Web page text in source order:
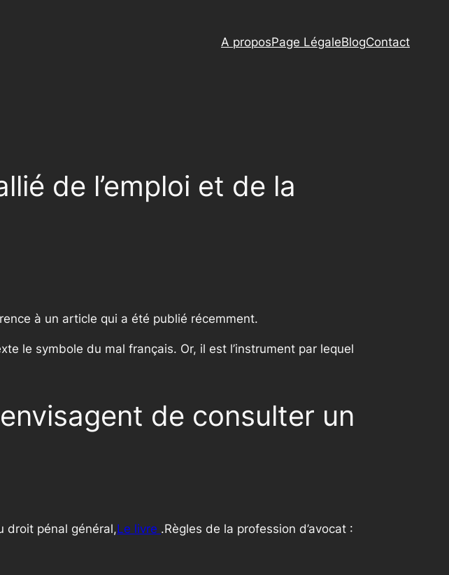
A proposPage LégaleBlogContact
de l’emploi et de la
à un article qui a été publié récemment.
le symbole du mal français. Or, il est l’instrument par lequel
de consulter un
droit pénal général,Le livre .Règles de la profession d’avocat :